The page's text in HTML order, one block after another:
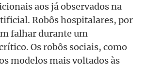
aos já observados na
Robôs hospitalares, por
falhar durante um
Os robôs sociais, como
modelos mais voltados às